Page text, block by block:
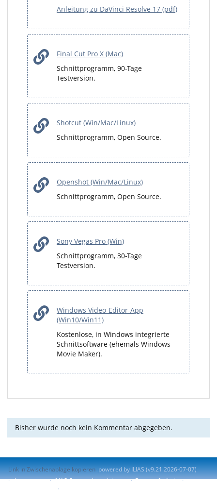
Anleitung zu DaVinci Resolve 17 (pdf)
Final Cut Pro X (Mac)
Schnittprogramm, 90-Tage
Testversion.
Shotcut (Win/Mac/Linux)
Schnittprogramm, Open Source.
Openshot (Win/Mac/Linux)
Schnittprogramm, Open Source.
Sony Vegas Pro (Win)
Schnittprogramm, 30-Tage
Testversion.
Windows Video-Editor-App
(Win10/Win11)
Kostenlose, in Windows integrierte
Schnittsoftware (ehemals Windows
Movie Maker).
Bisher wurde noch kein Kommentar abgegeben.
Link in Zwischenablage kopieren powered by ILIAS (v9.21 2026-07-07)
Impressum
ILIAS-Support kontaktieren
Barrierefreiheit